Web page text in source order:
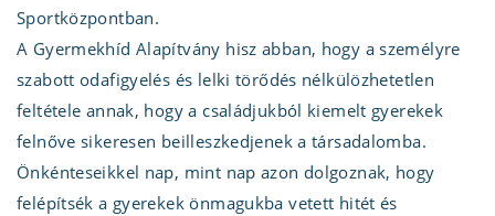
Sportközpontban.
A Gyermekhíd Alapítvány hisz abban, hogy a személyre
szabott odafigyelés és lelki törődés nélkülözhetetlen
feltétele annak, hogy a családjukból kiemelt gyerekek
felnőve sikeresen beilleszkedjenek a társadalomba.
Önkénteseikkel nap, mint nap azon dolgoznak, hogy
felépítsék a gyerekek önmagukba vetett hitét és